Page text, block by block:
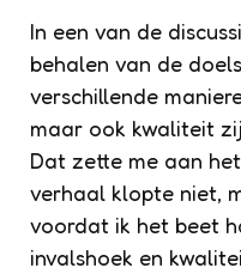
In een van de
behalen van de
verschillende
maar ook kwaliteit
Dat zette me aan
verhaal klopte niet,
voordat ik het beet
invalshoek en